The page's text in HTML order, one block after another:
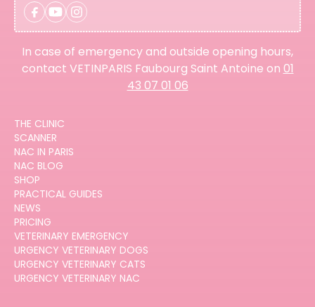
In case of emergency and outside opening hours,
contact VETINPARIS Faubourg Saint Antoine on 01
43 07 01 06
THE CLINIC
SCANNER
NAC IN PARIS
NAC BLOG
SHOP
PRACTICAL GUIDES
NEWS
PRICING
VETERINARY EMERGENCY
URGENCY VETERINARY DOGS
URGENCY VETERINARY CATS
URGENCY VETERINARY NAC